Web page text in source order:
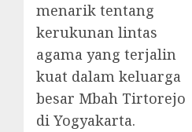
menarik tentang
kerukunan lintas
agama yang terjalin
kuat dalam keluarga
besar Mbah Tirtorejo
di Yogyakarta.